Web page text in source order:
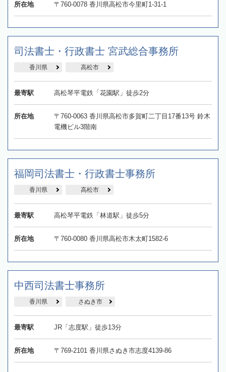
所在地 〒760-0078 香川県高松市今里町1-31-1
司法書士・行政書士 宮武総合事務所
香川県 高松市
最寄駅 高松琴平電鉄「花園駅」徒歩2分
所在地
〒760-0063 香川県高松市多賀町二丁目17番13号 鈴木
電機ビル3階南
福岡司法書士・行政書士事務所
香川県 高松市
最寄駅 高松琴平電鉄「林道駅」徒歩5分
所在地 〒760-0080 香川県高松市木太町1582-6
中西司法書士事務所
香川県 さぬき市
最寄駅 JR「志度駅」徒歩13分
所在地 〒769-2101 香川県さぬき市志度4139-86